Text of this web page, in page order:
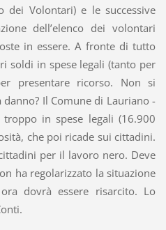
dei Volontari) e le successive
dell’elenco dei volontari
in essere. A fronte di tutto
soldi in spese legali (tanto per
presentare ricorso. Non si
Il Comune di Lauriano -
in spese legali (16.900
che poi ricade sui cittadini.
per il lavoro nero. Deve
ha regolarizzato la situazione
dovrà essere risarcito. Lo